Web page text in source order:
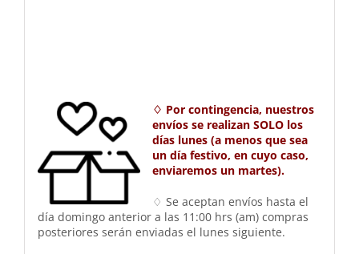
♢ Por contingencia, nuestros
envíos se realizan SOLO los
días lunes (a menos que sea
un día festivo, en cuyo caso,
enviaremos un martes).
♢ Se aceptan envíos hasta el
día domingo anterior a las 11:00 hrs (am) compras
posteriores serán enviadas el lunes siguiente.